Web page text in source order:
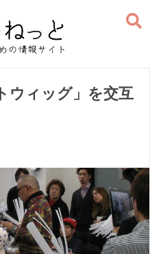
ウィッグ」を交互